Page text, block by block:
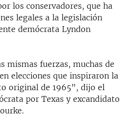
los conservadores, que ha
legales a la legislación
demócrata Lyndon
mismas fuerzas, muchas de
elecciones que inspiraron la
original de 1965”, dijo el
por Texas y excandidato